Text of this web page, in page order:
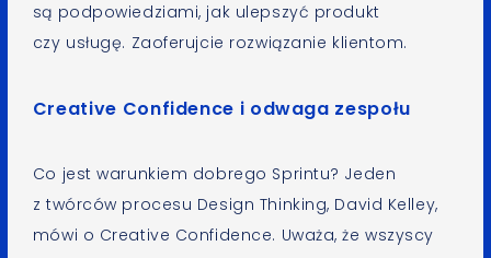
są podpowiedziami, jak ulepszyć produkt
czy usługę. Zaoferujcie rozwiązanie klientom.
Creative Confidence i odwaga zespołu
Co jest warunkiem dobrego Sprintu? Jeden
z twórców procesu Design Thinking, David Kelley,
mówi o Creative Confidence. Uważa, że wszyscy